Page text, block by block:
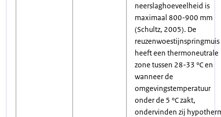
neerslaghoeveelheid is
maximaal 800-900 mm
(Schultz, 2005). De
reuzenwoestijnspringmuis
heeft een thermoneutrale
zone tussen 28-33 °C en
wanneer de
omgevingstemperatuur
onder de 5 °C zakt,
ondervinden zij